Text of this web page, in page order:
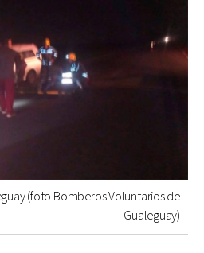
(foto Bomberos Voluntarios de
Gualeguay)